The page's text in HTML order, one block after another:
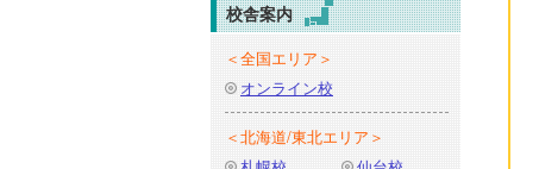
校舎案内
＜全国エリア＞
オンライン校
＜北海道/東北エリア＞